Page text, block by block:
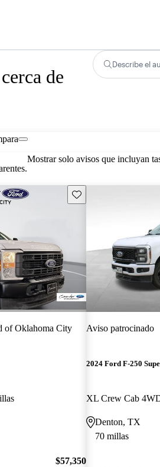
de
Describe el
Mostrar solo avisos que incluyan
Guarda este Aviso
of Oklahoma City
$57,350
Aviso patrocinado
2024 Ford F-250
XL Crew Cab
Denton, TX
70 millas